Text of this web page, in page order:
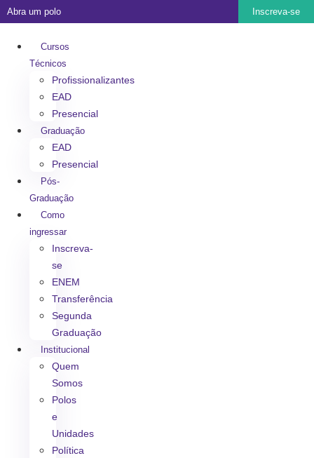
Abra um polo Inscreva-se
Cursos
Técnicos
Profissionalizantes
EAD
Presencial
Graduação
EAD
Presencial
Pós-
Graduação
Como
ingressar
Inscreva-
se
ENEM
Transferência
Segunda
Graduação
Institucional
Quem
Somos
Polos
e
Unidades
Política